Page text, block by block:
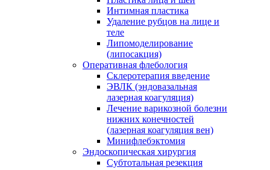
Интимная пластика
Удаление рубцов на лице и
теле
Липомоделирование
(липосакция)
Оперативная флебология
Склеротерапия введение
ЭВЛК (эндовазальная
лазерная коагуляция)
Лечение варикозной болезни
нижних конечностей
(лазерная коагуляция вен)
Минифлебэктомия
Эндоскопическая хирургия
Субтотальная резекция